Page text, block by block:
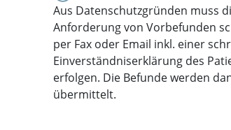
Aus Datenschutzgründen muss
Anforderung von Vorbefunden
per Fax oder Email inkl. einer
Einverständniserklärung des
erfolgen. Die Befunde werden
übermittelt.